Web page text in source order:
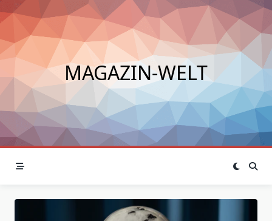
Skip
to
content
MAGAZIN-WELT